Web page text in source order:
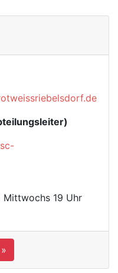
Mittwochs 19 Uhr